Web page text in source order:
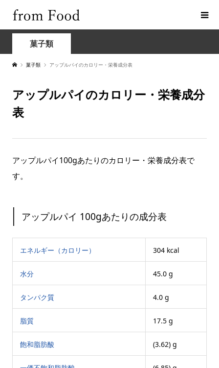
菓子類
菓子類 アップルパイのカロリー・栄養成分表
アップルパイのカロリー・栄養成分
表
アップルパイ100gあたりのカロリー・栄養成分表で
す。
アップルパイ 100gあたりの成分表
エネルギー（カロリー） 304 kcal
水分 45.0 g
タンパク質 4.0 g
脂質 17.5 g
飽和脂肪酸 (3.62) g